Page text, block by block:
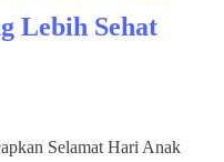
Lebih Sehat